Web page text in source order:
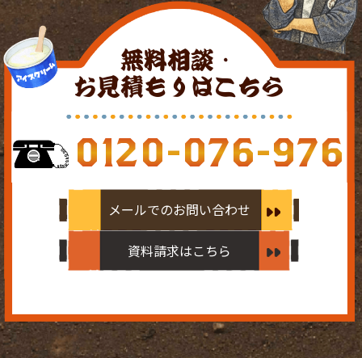
無料相談・
お見積もりはこちら
0120-076-976
メールでのお問い合わせ
資料請求はこちら